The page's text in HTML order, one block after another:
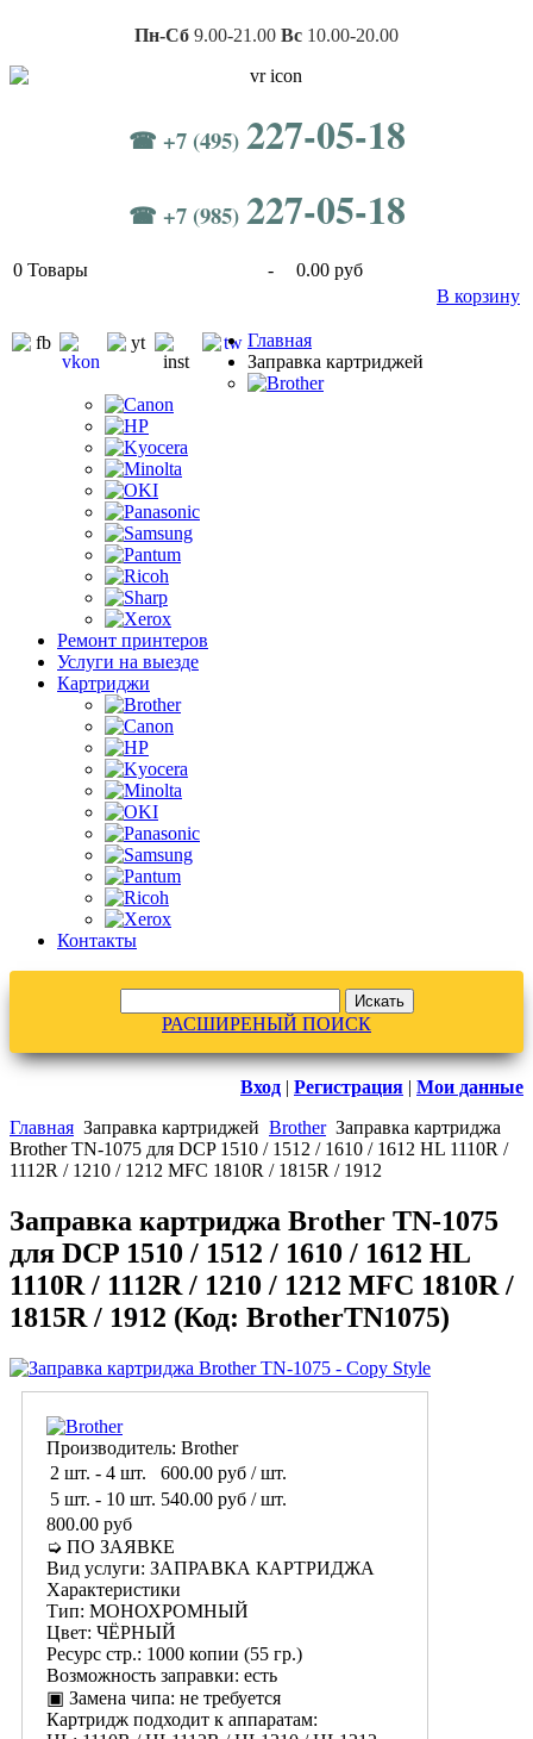
Пн-Сб 9.00-21.00 Вс 10.00-20.00
☎ +7 (495) 227-05-18
☎ +7 (985) 227-05-18
0 Товары -
0.00 руб
В корзину
Главная
Заправка картриджей
Ремонт принтеров
Услуги на выезде
Картриджи
Контакты
РАСШИРЕНЫЙ ПОИСК
Вход | Регистрация | Мои данные
Главная Заправка картриджей Brother Заправка картриджа
Brother TN-1075 для DCP 1510 / 1512 / 1610 / 1612 HL 1110R /
1112R / 1210 / 1212 MFC 1810R / 1815R / 1912
Заправка картриджа Brother TN-1075
для DCP 1510 / 1512 / 1610 / 1612 HL
1110R / 1112R / 1210 / 1212 MFC 1810R /
1815R / 1912 (Код: BrotherTN1075)
Производитель: Brother
2 шт. - 4 шт. 600.00 руб / шт.
5 шт. - 10 шт. 540.00 руб / шт.
800.00 руб
➭ ПО ЗАЯВКЕ
Вид услуги: ЗАПРАВКА КАРТРИДЖА
Характеристики
Тип: МОНОХРОМНЫЙ
Цвет: ЧЁРНЫЙ
Ресурс стр.: 1000 копии (55 гр.)
Возможность заправки: есть
▣ Замена чипа: не требуется
Картридж подходит к аппаратам: